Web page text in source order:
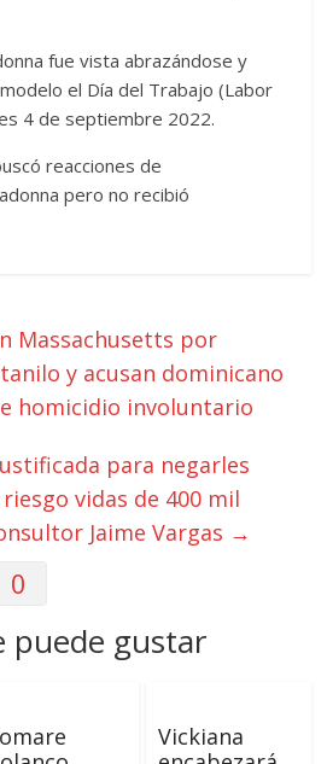
fue vista abrazándose y
el Día del Trabajo (Labor
4 de septiembre 2022.
reacciones de
pero no recibió
Massachusetts por
y acusan dominicano
homicidio involuntario
para negarles
vidas de 400 mil
Jaime Vargas →
0
puede gustar
Vickiana